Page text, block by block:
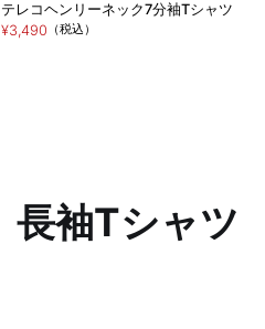
テレコヘンリーネック7分袖Tシャツ
¥3,490 （税込）
長袖Tシャツ